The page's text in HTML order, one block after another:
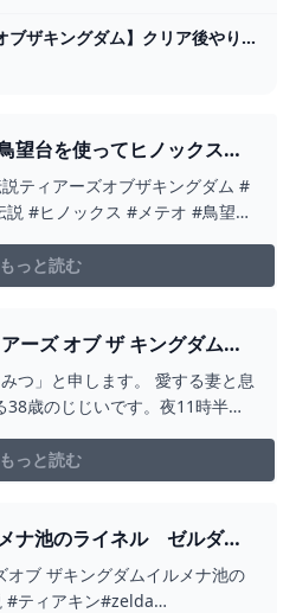
【ゼルダの伝説ティアーズオブザキングダム】クリア後やり込み要素と2周目について【ティアキン】 ゲーム攻略サイト AlGest
望台を使ってヒノックスに
ダの伝説 ティアーズ オブ
ティアーズオブザキングダム #
#ヒノックス #メテオ #鳥望台
もっと読む
ーズ オブ ザ キングダム】
あるみつ VOL.003 -
つ」と申します。 愛する妻と息
歳のじじいです。夜11時半く
ンネル登録・Twitterフォロー宜
のほうも良ければ宜しくお願
もっと読む
ナ池のライネル ゼルダの
ム #ゼルダの伝説
- YOUTUBE
オブ ザキングダムイルメナ池の
#ティアキン#zelda